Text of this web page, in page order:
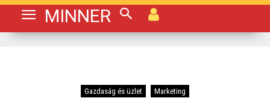
MINNER
Gazdaság és üzlet Marketing